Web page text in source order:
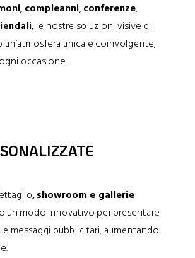
,compleanni,conferenze,
, le nostre soluzioni visive di
un’atmosfera unica e coinvolgente,
occasione.
showroom e gallerie
un modo innovativo per presentare
messaggi pubblicitari, aumentando